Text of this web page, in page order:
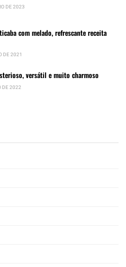
DE 2023
com melado, refrescante receita
DE 2021
versátil e muito charmoso
DE 2022